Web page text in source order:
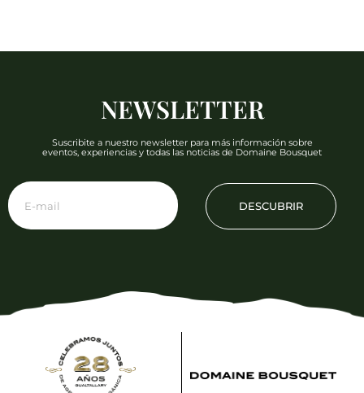
NEWSLETTER
Suscribite a nuestro newsletter para más información sobre
eventos, experiencias y todas las noticias de Domaine Bousquet
DESCUBRIR